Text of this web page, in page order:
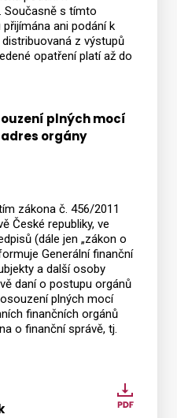
Současně s tímto
ani podání k
z výstupů
opatření platí až do
plných mocí
orgány
zákona č. 456/2011
České republiky, ve
(dále jen „zákon o
Generální finanční
a další osoby
daní o postupu orgánů
plných mocí
finančních orgánů
o finanční správě, tj.